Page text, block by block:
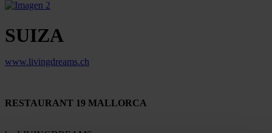
SUIZA
www.livingdreams.ch
RESTAURANT 19 MALLORCA